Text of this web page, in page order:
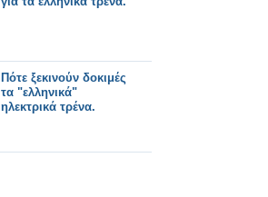
Πότε ξεκινούν δοκιμές
τα "ελληνικά"
ηλεκτρικά τρένα.